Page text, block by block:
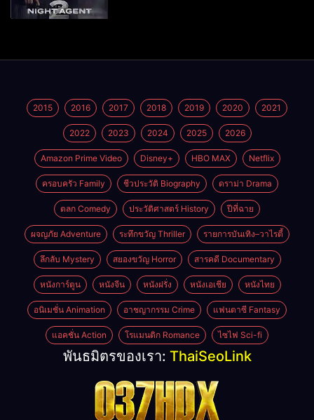
2015 2016 2017 2018 2019 2020 2021
2022 2023 2024 2025 2026
Amazon Prime Video Disney+ HBO MAX Netflix
ครอบครัว Family ชีวประวัติ Biography ดราม่า Drama
ตลก Comedy ประวัติศาสตร์ History ปีที่ฉาย
ผจญภัย Adventure ระทึกขวัญ Thriller รายการบันเทิง–วาไรตี้
ลึกลับ Mystery สยองขวัญ Horror สารคดี Documentary
หนังการ์ตูน หนังจีน หนังฝรั่ง หนังเอเชีย หนังไทย
อนิเมชั่น Animation อาชญากรรม Crime แฟนตาซี Fantasy
แอคชั่น Action โรแมนติก Romance ไซไฟ Sci-fi
พันธมิตรของเรา: ThaiSeoLink